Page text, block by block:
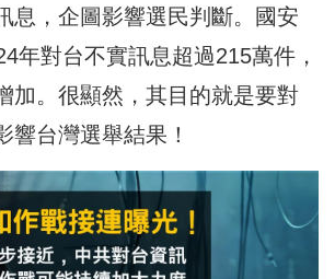
息，企圖影響選民判斷。國安
年對台不實訊息超過215萬件，
加。很顯然，其目的就是要對
響台灣選舉結果！